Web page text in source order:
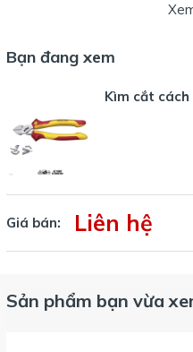
Kìm cắt cách điện
Bạn đang xem
Kìm cắt
Giá bán: Liên hệ
Sản phẩm bạn vừa